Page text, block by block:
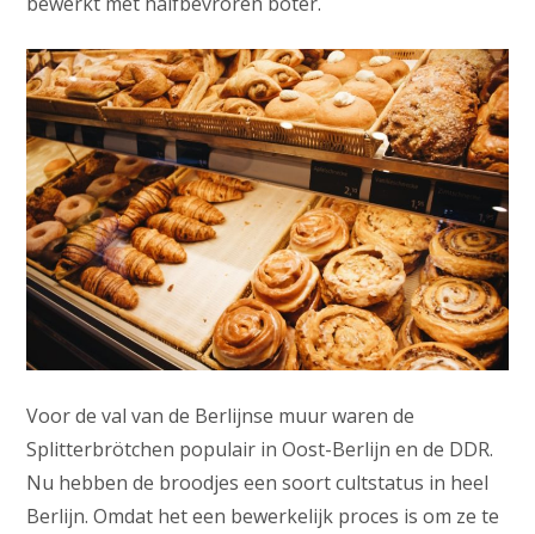
Voor de val van de Berlijnse muur waren de
Splitterbrötchen populair in Oost-Berlijn en de DDR.
Nu hebben de broodjes een soort cultstatus in heel
Berlijn. Omdat het een bewerkelijk proces is om ze te